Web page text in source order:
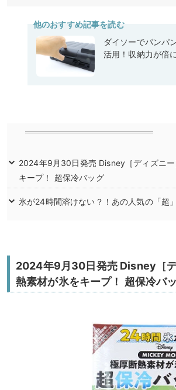
他のおすすめ記事を読む
ダイソーでパンパ
活用！収納力が倍
2024年9月30日発売 Disney［ディズニ
キープ！ 超保冷バッグ
氷が24時間溶けない？！あの人気の「超
2024年9月30日発売 Disney［
熱素材が氷をキープ！ 超保冷バ